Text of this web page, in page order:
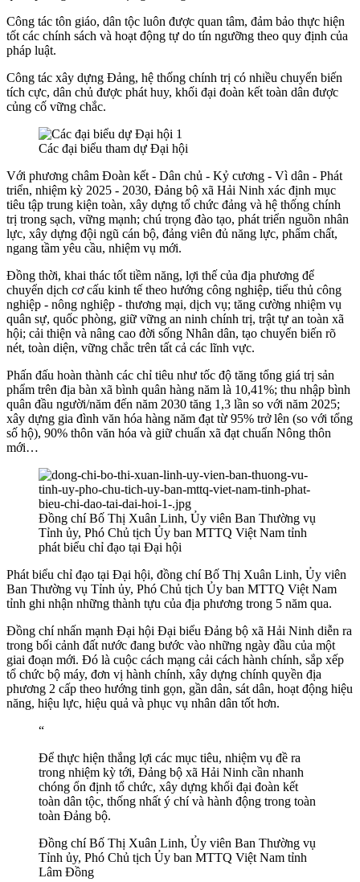
Công tác tôn giáo, dân tộc luôn được quan tâm, đảm bảo thực hiện
tốt các chính sách và hoạt động tự do tín ngưỡng theo quy định của
pháp luật.
Công tác xây dựng Đảng, hệ thống chính trị có nhiều chuyển biến
tích cực, dân chủ được phát huy, khối đại đoàn kết toàn dân được
củng cố vững chắc.
Các đại biểu tham dự Đại hội
Với phương châm Đoàn kết - Dân chủ - Kỷ cương - Vì dân - Phát
triển, nhiệm kỳ 2025 - 2030, Đảng bộ xã Hải Ninh xác định mục
tiêu tập trung kiện toàn, xây dựng tổ chức đảng và hệ thống chính
trị trong sạch, vững mạnh; chú trọng đào tạo, phát triển nguồn nhân
lực, xây dựng đội ngũ cán bộ, đảng viên đủ năng lực, phẩm chất,
ngang tầm yêu cầu, nhiệm vụ mới.
Đồng thời, khai thác tốt tiềm năng, lợi thế của địa phương để
chuyển dịch cơ cấu kinh tế theo hướng công nghiệp, tiểu thủ công
nghiệp - nông nghiệp - thương mại, dịch vụ; tăng cường nhiệm vụ
quân sự, quốc phòng, giữ vững an ninh chính trị, trật tự an toàn xã
hội; cải thiện và nâng cao đời sống Nhân dân, tạo chuyển biến rõ
nét, toàn diện, vững chắc trên tất cả các lĩnh vực.
Phấn đấu hoàn thành các chỉ tiêu như tốc độ tăng tổng giá trị sản
phẩm trên địa bàn xã bình quân hàng năm là 10,41%; thu nhập bình
quân đầu người/năm đến năm 2030 tăng 1,3 lần so với năm 2025;
xây dựng gia đình văn hóa hàng năm đạt từ 95% trở lên (so với tổng
số hộ), 90% thôn văn hóa và giữ chuẩn xã đạt chuẩn Nông thôn
mới…
Đồng chí Bố Thị Xuân Linh, Ủy viên Ban Thường vụ
Tỉnh ủy, Phó Chủ tịch Ủy ban MTTQ Việt Nam tỉnh
phát biểu chỉ đạo tại Đại hội
Phát biểu chỉ đạo tại Đại hội, đồng chí Bố Thị Xuân Linh, Ủy viên
Ban Thường vụ Tỉnh ủy, Phó Chủ tịch Ủy ban MTTQ Việt Nam
tỉnh ghi nhận những thành tựu của địa phương trong 5 năm qua.
Đồng chí nhấn mạnh Đại hội Đại biểu Đảng bộ xã Hải Ninh diễn ra
trong bối cảnh đất nước đang bước vào những ngày đầu của một
giai đoạn mới. Đó là cuộc cách mạng cải cách hành chính, sắp xếp
tổ chức bộ máy, đơn vị hành chính, xây dựng chính quyền địa
phương 2 cấp theo hướng tinh gọn, gần dân, sát dân, hoạt động hiệu
năng, hiệu lực, hiệu quả và phục vụ nhân dân tốt hơn.
“
Để thực hiện thắng lợi các mục tiêu, nhiệm vụ đề ra
trong nhiệm kỳ tới, Đảng bộ xã Hải Ninh cần nhanh
chóng ổn định tổ chức, xây dựng khối đại đoàn kết
toàn dân tộc, thống nhất ý chí và hành động trong toàn
toàn Đảng bộ.
Đồng chí Bố Thị Xuân Linh, Ủy viên Ban Thường vụ
Tỉnh ủy, Phó Chủ tịch Ủy ban MTTQ Việt Nam tỉnh
Lâm Đồng